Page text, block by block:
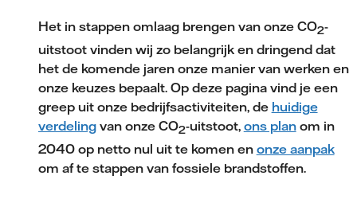
Het in stappen omlaag brengen van onze CO2-
uitstoot vinden wij zo belangrijk en dringend dat
het de komende jaren onze manier van werken en
onze keuzes bepaalt. Op deze pagina vind je een
greep uit onze bedrijfsactiviteiten, de huidige
verdelingvan onze CO2-uitstoot, ons planom in
2040 op netto nul uit te komen en onze aanpak
om af te stappen van fossiele brandstoffen.